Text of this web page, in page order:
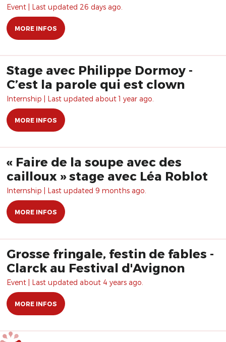
Event | Last updated 26 days ago.
MORE INFOS
Stage avec Philippe Dormoy -
C’est la parole qui est clown
Internship | Last updated about 1 year ago.
MORE INFOS
« Faire de la soupe avec des
cailloux » stage avec Léa Roblot
Internship | Last updated 9 months ago.
MORE INFOS
Grosse fringale, festin de fables -
Clarck au Festival d'Avignon
Event | Last updated about 4 years ago.
MORE INFOS